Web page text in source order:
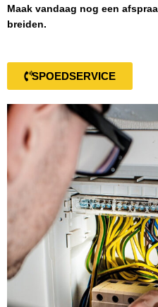
Maak vandaag nog een
breiden.
SPOEDSERVICE